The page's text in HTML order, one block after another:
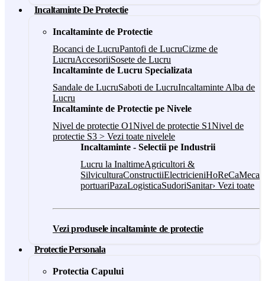
Incaltaminte De Protectie
Incaltaminte de Protectie
Bocanci de LucruPantofi de LucruCizme de
LucruAccesoriiSosete de Lucru
Incaltaminte de Lucru Specializata
Sandale de LucruSaboti de LucruIncaltaminte Alba de
Lucru
Incaltaminte de Protectie pe Nivele
Nivel de protectie O1Nivel de protectie S1Nivel de
protectie S3 > Vezi toate nivelele
Incaltaminte - Selectii pe Industrii
Lucru la InaltimeAgricultori &
SilviculturaConstructiiElectricieniHoReCa
portuariPazaLogisticaSudoriSanitar› Vezi toate
Vezi produsele incaltaminte de protectie
Protectie Personala
Protectia Capului